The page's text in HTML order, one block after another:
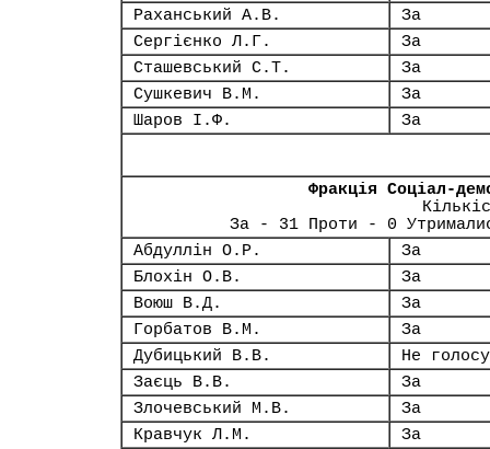
Раханський А.В.
За
Сергієнко Л.Г.
За
Сташевський С.Т.
За
Сушкевич В.М.
За
Шаров І.Ф.
За
Фракція Соціал-
За - 31 Проти - 0
Абдуллін О.Р.
За
Блохін О.В.
За
Воюш В.Д.
За
Горбатов В.М.
За
Дубицький В.В.
Не
Заєць В.В.
За
Злочевський М.В.
За
Кравчук Л.М.
За